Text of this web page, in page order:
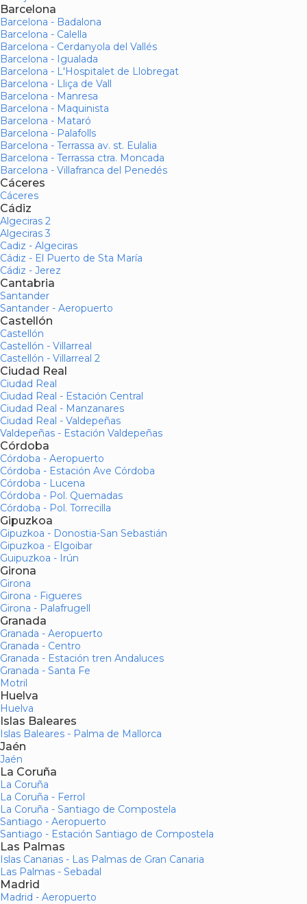
Barcelona
Barcelona - Badalona
Barcelona - Calella
Barcelona - Cerdanyola del Vallés
Barcelona - Igualada
Barcelona - L'Hospitalet de Llobregat
Barcelona - Lliça de Vall
Barcelona - Manresa
Barcelona - Maquinista
Barcelona - Mataró
Barcelona - Palafolls
Barcelona - Terrassa av. st. Eulalia
Barcelona - Terrassa ctra. Moncada
Barcelona - Villafranca del Penedés
Cáceres
Cáceres
Cádiz
Algeciras 2
Algeciras 3
Cadiz - Algeciras
Cádiz - El Puerto de Sta María
Cádiz - Jerez
Cantabria
Santander
Santander - Aeropuerto
Castellón
Castellón
Castellón - Villarreal
Castellón - Villarreal 2
Ciudad Real
Ciudad Real
Ciudad Real - Estación Central
Ciudad Real - Manzanares
Ciudad Real - Valdepeñas
Valdepeñas - Estación Valdepeñas
Córdoba
Córdoba - Aeropuerto
Córdoba - Estación Ave Córdoba
Córdoba - Lucena
Córdoba - Pol. Quemadas
Córdoba - Pol. Torrecilla
Gipuzkoa
Gipuzkoa - Donostia-San Sebastián
Gipuzkoa - Elgoibar
Guipuzkoa - Irún
Girona
Girona
Girona - Figueres
Girona - Palafrugell
Granada
Granada - Aeropuerto
Granada - Centro
Granada - Estación tren Andaluces
Granada - Santa Fe
Motril
Huelva
Huelva
Islas Baleares
Islas Baleares - Palma de Mallorca
Jaén
Jaén
La Coruña
La Coruña
La Coruña - Ferrol
La Coruña - Santiago de Compostela
Santiago - Aeropuerto
Santiago - Estación Santiago de Compostela
Las Palmas
Islas Canarias - Las Palmas de Gran Canaria
Las Palmas - Sebadal
Madrid
Madrid - Aeropuerto